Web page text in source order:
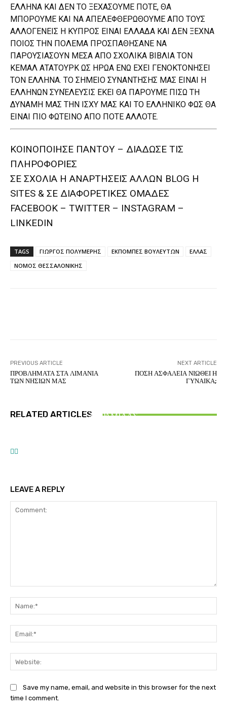
ΕΛΛΗΝΑ ΚΑΙ ΔΕΝ ΤΟ ΞΕΧΑΣΟΥΜΕ ΠΟΤΕ, ΘΑ
ΜΠΟΡΟΥΜΕ ΚΑΙ ΝΑ ΑΠΕΛΕΦΘΕΡΩΘΟΥΜΕ ΑΠΟ ΤΟΥΣ
ΑΛΛΟΓΕΝΕΙΣ Η ΚΥΠΡΟΣ ΕΙΝΑΙ ΕΛΛΑΔΑ ΚΑΙ ΔΕΝ ΞΕΧΝΑ
ΠΟΙΟΣ ΤΗΝ ΠΟΛΕΜΑ ΠΡΟΣΠΑΘΗΣΑΝΕ ΝΑ
ΠΑΡΟΥΣΙΑΣΟΥΝ ΜΕΣΑ ΑΠΟ ΣΧΟΛΙΚΑ ΒΙΒΛΙΑ ΤΟΝ
ΚΕΜΑΛ ΑΤΑΤΟΥΡΚ ΩΣ ΗΡΩΑ ΕΝΩ ΕΧΕΙ ΓΕΝΟΚΤΟΝΗΣΕΙ
ΤΟΝ ΕΛΛΗΝΑ. ΤΟ ΣΗΜΕΙΟ ΣΥΝΑΝΤΗΣΗΣ ΜΑΣ ΕΙΝΑΙ Η
ΕΛΛΗΝΩΝ ΣΥΝΈΛΕΥΣΙΣ ΕΚΕΙ ΘΑ ΠΑΡΟΥΜΕ ΠΙΣΩ ΤΗ
ΔΥΝΑΜΗ ΜΑΣ ΤΗΝ ΙΣΧΥ ΜΑΣ ΚΑΙ ΤΟ ΕΛΛΗΝΙΚΟ ΦΩΣ ΘΑ
ΕΙΝΑΙ ΠΙΟ ΦΩΤΕΙΝΟ ΑΠΟ ΠΟΤΕ ΑΛΛΟΤΕ.
ΚΟΙΝΟΠΟΙΗΣΕ ΠΑΝΤΟΥ – ΔΙΑΔΩΣΕ ΤΙΣ
ΠΛΗΡΟΦΟΡΙΕΣ
ΣΕ ΣΧΟΛΙΑ H ΑΝAΡΤΗΣΕΙΣ ΑΛΛΩΝ BLOG H
SITES & ΣΕ ΔΙΑΦΟΡΕTIKEΣ ΟΜΑΔΕΣ
FACEBOOK – TWITTER – INSTAGRAM –
LINKEDIN
TAGS ΓΙΩΡΓΟΣ ΠΟΛΥΜΕΡΗΣ ΕΚΠΟΜΠΕΣ ΒΟΥΛΕΥΤΩΝ
ΕΛΛΑΣ
ΝΟΜΟΣ ΘΕΣΣΑΛΟΝΙΚΗΣ
PREVIOUS ARTICLE
ΠΡΟΒΛΗΜΑΤΑ ΣΤΑ ΛΙΜΑΝΙΑ
ΤΩΝ ΝΗΣΙΩΝ ΜΑΣ
NEXT ARTICLE
ΠΟΣΗ ΑΣΦΑΛΕΙΑ ΝΙΩΘΕΙ Η
ΓΥΝΑΙΚΑ;
RELATED ARTICLESΕΥΡΑΜΙΔΑΣ
ΑΡΤΕΜΗΣ ΣΩΡΡΑΣ
ΤΟ ΠΑΝΙΕΡΟ ΣΥΜΒΟΛΟ ΤΩΝ ΕΛΛΑΝΙΩΝ ΗΡΩΩΝ
LEAVE A REPLY
Save my name, email, and website in this browser for the next
time I comment.